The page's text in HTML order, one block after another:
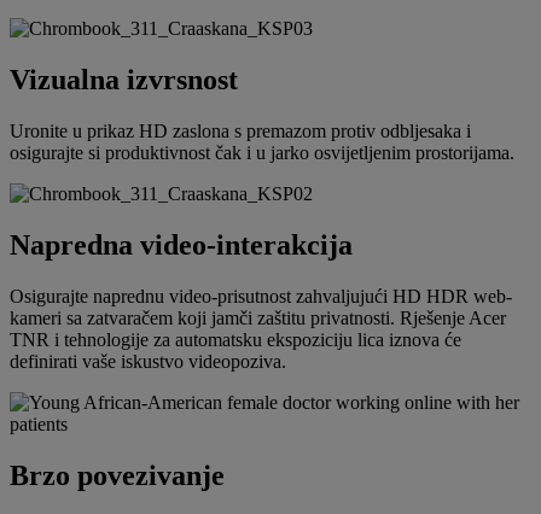
Vizualna izvrsnost
Uronite u prikaz HD zaslona s premazom protiv odbljesaka i
osigurajte si produktivnost čak i u jarko osvijetljenim prostorijama.
Napredna video-interakcija
Osigurajte naprednu video-prisutnost zahvaljujući HD HDR web-
kameri sa zatvaračem koji jamči zaštitu privatnosti. Rješenje Acer
TNR i tehnologije za automatsku ekspoziciju lica iznova će
definirati vaše iskustvo videopoziva.
Brzo povezivanje